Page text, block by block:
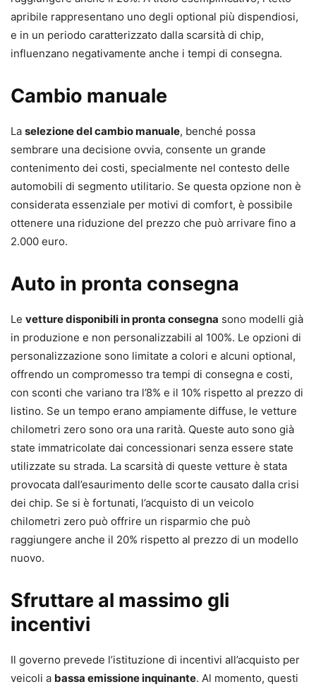
apribile rappresentano uno degli optional più dispendiosi,
e in un periodo caratterizzato dalla scarsità di chip,
influenzano negativamente anche i tempi di consegna.
Cambio manuale
La selezione del cambio manuale, benché possa
sembrare una decisione ovvia, consente un grande
contenimento dei costi, specialmente nel contesto delle
automobili di segmento utilitario. Se questa opzione non è
considerata essenziale per motivi di comfort, è possibile
ottenere una riduzione del prezzo che può arrivare fino a
2.000 euro.
Auto in pronta consegna
Le vetture disponibili in pronta consegna sono modelli già
in produzione e non personalizzabili al 100%. Le opzioni di
personalizzazione sono limitate a colori e alcuni optional,
offrendo un compromesso tra tempi di consegna e costi,
con sconti che variano tra l’8% e il 10% rispetto al prezzo di
listino. Se un tempo erano ampiamente diffuse, le vetture
chilometri zero sono ora una rarità. Queste auto sono già
state immatricolate dai concessionari senza essere state
utilizzate su strada. La scarsità di queste vetture è stata
provocata dall’esaurimento delle scorte causato dalla crisi
dei chip. Se si è fortunati, l’acquisto di un veicolo
chilometri zero può offrire un risparmio che può
raggiungere anche il 20% rispetto al prezzo di un modello
nuovo.
Sfruttare al massimo gli
incentivi
Il governo prevede l’istituzione di incentivi all’acquisto per
veicoli a bassa emissione inquinante. Al momento, questi